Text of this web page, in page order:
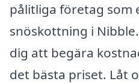
pålitliga företag som
snöskottning i
dig att begära
det bästa priset. Låt